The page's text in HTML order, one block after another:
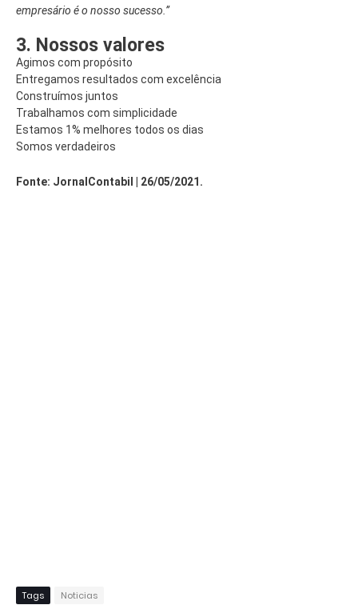
empresário é o nosso sucesso.”
3. Nossos valores
Agimos com propósito
Entregamos resultados com excelência
Construímos juntos
Trabalhamos com simplicidade
Estamos 1% melhores todos os dias
Somos verdadeiros
Fonte: JornalContabil | 26/05/2021.
Tags Noticias